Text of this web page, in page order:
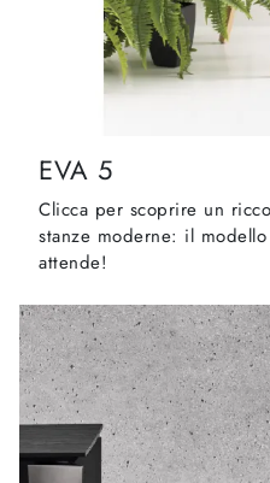
EVA 5
Clicca per scoprire un
stanze moderne: il
attende!